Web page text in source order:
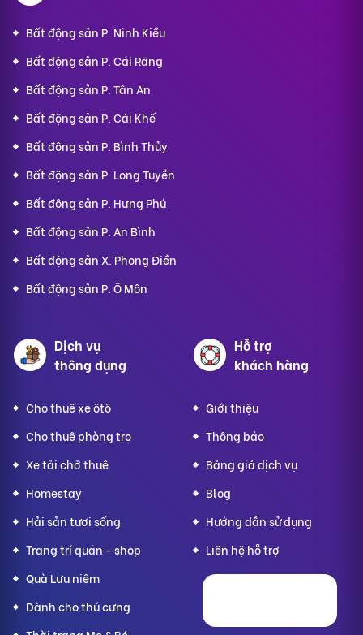
Bất động sản P. Ninh Kiều
Bất động sản P. Cái Răng
Bất động sản P. Tân An
Bất động sản P. Cái Khế
Bất động sản P. Bình Thủy
Bất động sản P. Long Tuyền
Bất động sản P. Hưng Phú
Bất động sản P. An Bình
Bất động sản X. Phong Điền
Bất động sản P. Ô Môn
Dịch vụ
thông dụng
Cho thuê xe ôtô
Cho thuê phòng trọ
Xe tải chở thuê
Homestay
Hải sản tươi sống
Trang trí quán - shop
Quà Lưu niệm
Dành cho thú cưng
Hỗ trợ
khách hàng
Giới thiệu
Thông báo
Bảng giá dịch vụ
Blog
Hướng dẫn sử dụng
Liên hệ hỗ trợ